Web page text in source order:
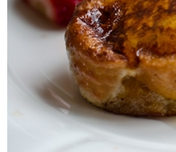
Почему
Воду